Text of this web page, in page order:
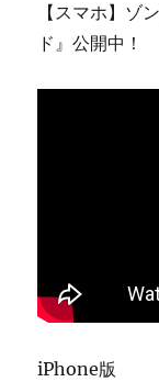
【スマホ】ゾ
ド』公開中！
iPhone版